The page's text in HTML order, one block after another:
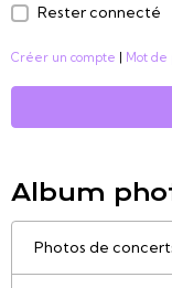
Rester connecté
Créer un compte Mot de
Album
Photos de